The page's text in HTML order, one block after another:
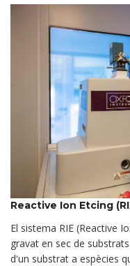
Reactive Ion Etcing
El sistema RIE (Reactive
gravat en sec de
d'un substrat a espècies